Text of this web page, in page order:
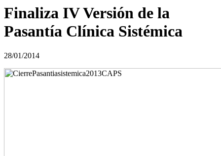
Finaliza IV Versión de la
Pasantía Clínica Sistémica
28/01/2014